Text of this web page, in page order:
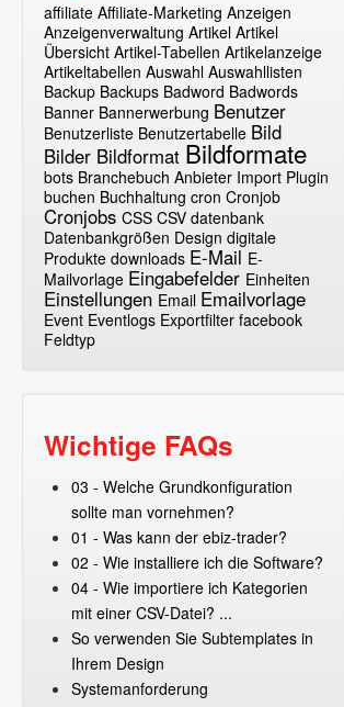
affiliate Affiliate-Marketing Anzeigen
Anzeigenverwaltung Artikel Artikel
Übersicht Artikel-Tabellen Artikelanzeige
Artikeltabellen Auswahl Auswahllisten
Backup Backups Badword Badwords
Banner Bannerwerbung Benutzer
Benutzerliste Benutzertabelle Bild
Bilder Bildformat Bildformate
bots Branchebuch Anbieter Import Plugin
buchen Buchhaltung cron Cronjob
Cronjobs CSS CSV datenbank
Datenbankgrößen Design digitale
Produkte downloads E-Mail E-
Mailvorlage Eingabefelder Einheiten
Einstellungen Email Emailvorlage
Event Eventlogs Exportfilter facebook
Feldtyp
Wichtige FAQs
03 - Welche Grundkonfiguration
sollte man vornehmen?
01 - Was kann der ebiz-trader?
02 - Wie installiere ich die Software?
04 - Wie importiere ich Kategorien
mit einer CSV-Datei? ...
So verwenden Sie Subtemplates in
Ihrem Design
Systemanforderung